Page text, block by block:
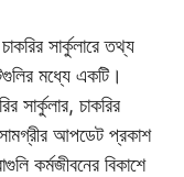
সার্কুলারে তথ্য
মধ্যে একটি।
সার্কুলার, চাকরির
আপডেট প্রকাশ
কর্মজীবনের বিকাশে